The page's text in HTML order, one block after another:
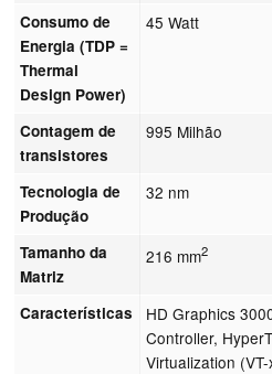
Consumo de
Energia (TDP =
Thermal
Design Power)
45 Watt
Contagem de
transistores
995 Milhão
Tecnologia de
Produção
32 nm
Tamanho da
Matriz
216 mm2
Características
HD Graphics
Controller,
Virtualization (VT-